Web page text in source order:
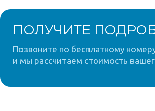
ПОЛУЧИТЕ
Позвоните по бесплатному
и мы рассчитаем стоимость